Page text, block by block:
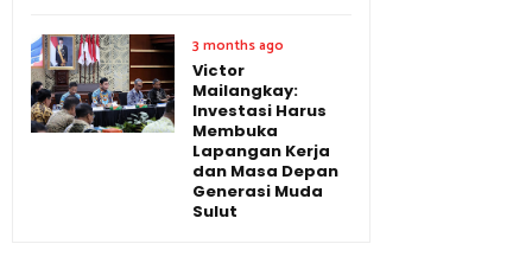
3 months ago
Victor
Mailangkay:
Investasi Harus
Membuka
Lapangan Kerja
dan Masa Depan
Generasi Muda
Sulut